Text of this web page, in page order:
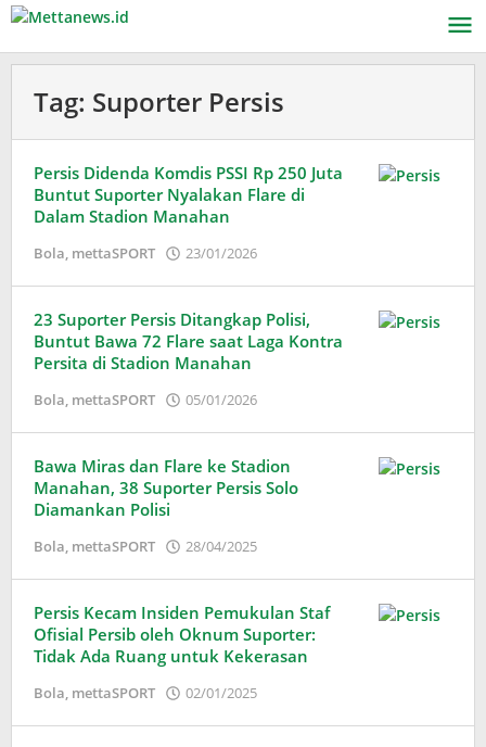
Lewati
konten
Tag: Suporter Persis
Persis Didenda Komdis PSSI Rp 250 Juta
Buntut Suporter Nyalakan Flare di
Dalam Stadion Manahan
Bola, mettaSPORT 23/01/2026
Wardani
23 Suporter Persis Ditangkap Polisi,
Buntut Bawa 72 Flare saat Laga Kontra
Persita di Stadion Manahan
Bola, mettaSPORT 05/01/2026
Wardani
Bawa Miras dan Flare ke Stadion
Manahan, 38 Suporter Persis Solo
Diamankan Polisi
Bola, mettaSPORT 28/04/2025
Wardani
Persis Kecam Insiden Pemukulan Staf
Ofisial Persib oleh Oknum Suporter:
Tidak Ada Ruang untuk Kekerasan
Bola, mettaSPORT 02/01/2025
Wardani